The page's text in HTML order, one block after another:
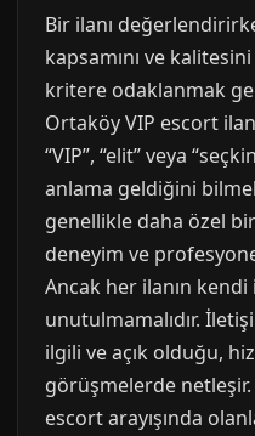
Bir ilanı
kapsamını ve
kritere odaklanmak
Ortaköy VIP escort
“VIP”, “elit” veya
anlama geldiğini
genellikle daha özel
deneyim ve
Ancak her ilanın
unutulmamalıdır.
ilgili ve açık olduğu,
görüşmelerde
escort arayışında